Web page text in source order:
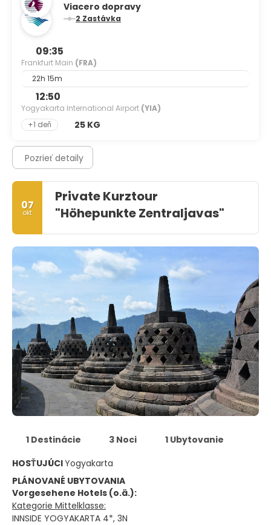
Viacero dopravy
2 Zastávka
09:35
Frankfurt Main (FRA)
22h 15m
12:50
Yogyakarta International Airport (YIA)
+1 deň
25 KG
Pozrieť detaily
07
okt
Private Kurztour
"Höhepunkte Zentraljavas"
1 Destinácie 3 Noci
1 Ubytovanie
HOSŤUJÚCIYogyakarta
PLÁNOVANÉ UBYTOVANIA
Vorgesehene Hotels (o.ä.):
Kategorie Mittelklasse:
INNSIDE YOGYAKARTA 4*, 3N